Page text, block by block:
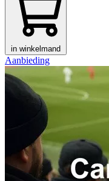
in winkelmand
Aanbieding